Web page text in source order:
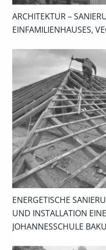
ARCHITEKTUR –
EINFAMILIENHAUSES,
ENERGETISCHE
UND INSTALLATION
JOHANNESSCHULE